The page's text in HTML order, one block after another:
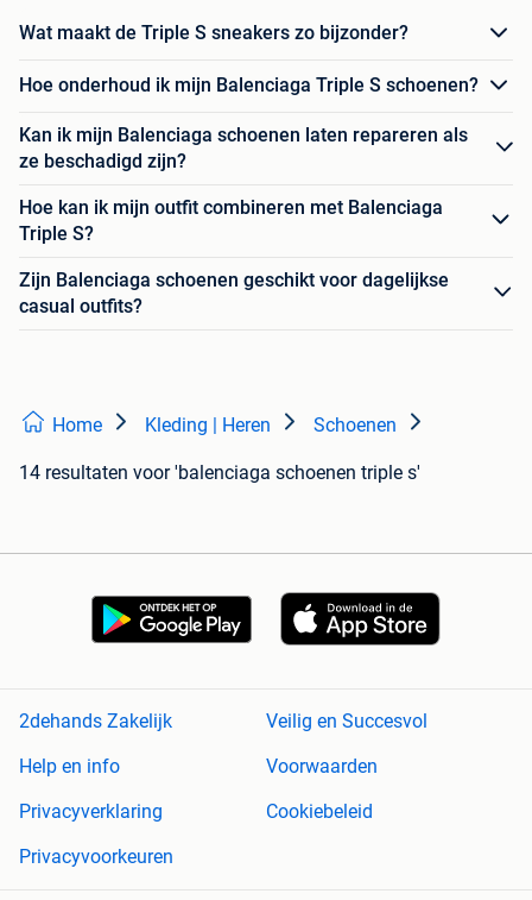
Wat maakt de Triple S sneakers zo bijzonder?
Hoe onderhoud ik mijn Balenciaga Triple S schoenen?
Kan ik mijn Balenciaga schoenen laten repareren als
ze beschadigd zijn?
Hoe kan ik mijn outfit combineren met Balenciaga
Triple S?
Zijn Balenciaga schoenen geschikt voor dagelijkse
casual outfits?
Home Kleding | Heren Schoenen
14 resultaten voor 'balenciaga schoenen triple s'
2dehands Zakelijk
Veilig en Succesvol
Help en info
Voorwaarden
Privacyverklaring
Cookiebeleid
Privacyvoorkeuren